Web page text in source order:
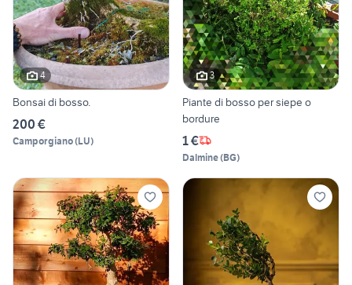
4
Bonsai di bosso.
200 €
Camporgiano(LU)
3
Piante di bosso per siepe o
bordure
1 €
Dalmine(BG)